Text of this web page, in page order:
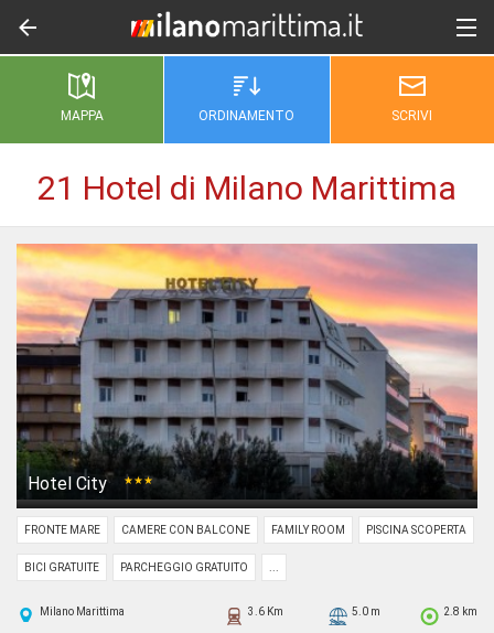
MAPPA ORDINAMENTO SCRIVI
21 Hotel di Milano Marittima
Hotel City ★★★
FRONTE MARE CAMERE CON BALCONE FAMILY ROOM PISCINA SCOPERTA
BICI GRATUITE PARCHEGGIO GRATUITO ...
Milano Marittima 2.8 km
5.0 m
3.6 Km